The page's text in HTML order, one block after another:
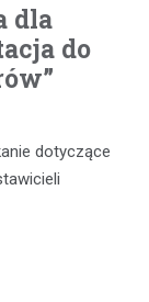
dla
do
dotyczące